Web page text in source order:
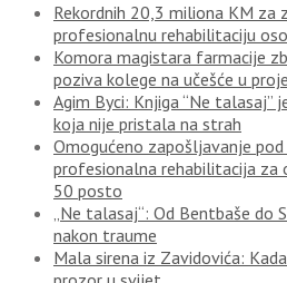
Rekordnih 20,3 miliona KM za
profesionalnu rehabilitaciju
Komora magistara farmacije
poziva kolege na učešće u
Agim Byci: Knjiga “Ne
koja nije pristala na strah
Omogućeno zapošljavanje
profesionalna rehabilitacija
50 posto
„Ne talasaj“: Od Bentbaše do
nakon traume
Mala sirena iz Zavidovića: